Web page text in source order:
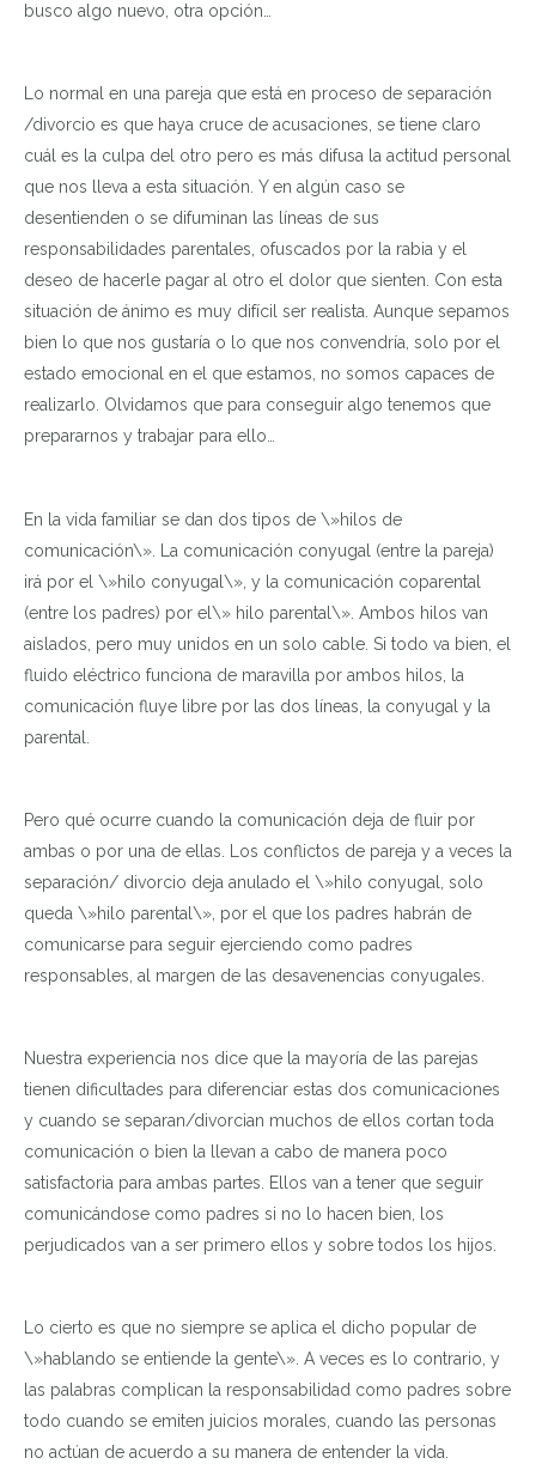
busco algo nuevo, otra opción…
Lo normal en una pareja que está en proceso de separación
/divorcio es que haya cruce de acusaciones, se tiene claro
cuál es la culpa del otro pero es más difusa la actitud personal
que nos lleva a esta situación. Y en algún caso se
desentienden o se difuminan las líneas de sus
responsabilidades parentales, ofuscados por la rabia y el
deseo de hacerle pagar al otro el dolor que sienten. Con esta
situación de ánimo es muy difícil ser realista. Aunque sepamos
bien lo que nos gustaría o lo que nos convendría, solo por el
estado emocional en el que estamos, no somos capaces de
realizarlo. Olvidamos que para conseguir algo tenemos que
prepararnos y trabajar para ello…
En la vida familiar se dan dos tipos de \»hilos de
comunicación\». La comunicación conyugal (entre la pareja)
irá por el \»hilo conyugal\», y la comunicación coparental
(entre los padres) por el\» hilo parental\». Ambos hilos van
aislados, pero muy unidos en un solo cable. Si todo va bien, el
fluido eléctrico funciona de maravilla por ambos hilos, la
comunicación fluye libre por las dos líneas, la conyugal y la
parental.
Pero qué ocurre cuando la comunicación deja de fluir por
ambas o por una de ellas. Los conflictos de pareja y a veces la
separación/ divorcio deja anulado el \»hilo conyugal, solo
queda \»hilo parental\», por el que los padres habrán de
comunicarse para seguir ejerciendo como padres
responsables, al margen de las desavenencias conyugales.
Nuestra experiencia nos dice que la mayoría de las parejas
tienen dificultades para diferenciar estas dos comunicaciones
y cuando se separan/divorcian muchos de ellos cortan toda
comunicación o bien la llevan a cabo de manera poco
satisfactoria para ambas partes. Ellos van a tener que seguir
comunicándose como padres si no lo hacen bien, los
perjudicados van a ser primero ellos y sobre todos los hijos.
Lo cierto es que no siempre se aplica el dicho popular de
\»hablando se entiende la gente\». A veces es lo contrario, y
las palabras complican la responsabilidad como padres sobre
todo cuando se emiten juicios morales, cuando las personas
no actúan de acuerdo a su manera de entender la vida.